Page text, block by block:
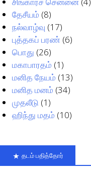
தேசீயம் (8)
நல்வாழ்வு (17)
புத்தகப் பரண் (6)
பொது (26)
மகாபாரதம் (1)
மனித நேயம் (13)
மனித மனம் (34)
முதலீடு (1)
ஹிந்து மதம் (10)
தடம் பதித்தோர்